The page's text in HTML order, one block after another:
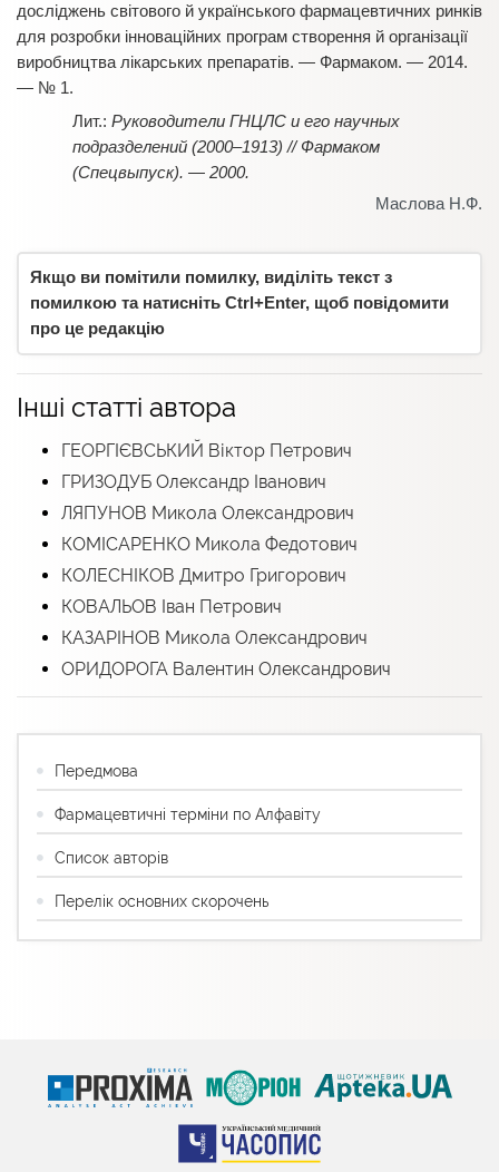
досліджень світового й українського фармацевтичних ринків
для розробки інноваційних програм створення й організації
виробництва лікарських препаратів. — Фармаком. — 2014.
— № 1.
Руководители ГНЦЛС и его научных
подразделений (2000–1913) // Фармаком
(Спецвыпуск). — 2000.
Маслова Н.Ф.
Якщо ви помітили помилку, виділіть текст з
помилкою та натисніть Ctrl+Enter, щоб повідомити
про це редакцію
Інші статті автора
ГЕОРГІЄВСЬКИЙ Віктор Петрович
ГРИЗОДУБ Олександр Іванович
ЛЯПУНОВ Микола Олександрович
КОМІСАРЕНКО Микола Федотович
КОЛЕСНІКОВ Дмитро Григорович
КОВАЛЬОВ Іван Петрович
КАЗАРІНОВ Микола Олександрович
ОРИДОРОГА Валентин Олександрович
Передмова
Фармацевтичні терміни по Алфавіту
Список авторів
Перелік основних скорочень